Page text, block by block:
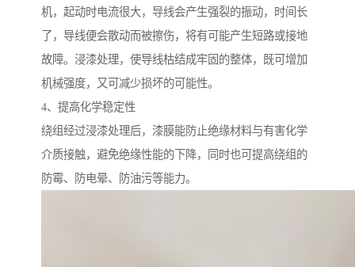
机，起动时电流很大，导线会产生强裂的振动，时间长
了，导线便会散动而被擦伤，将有可能产生短路或接地
故障。浸漆处理，使导线枯结成牢固的整体，既可增加
机械强度，又可减少损坏的可能性。
4、提高化学稳定性
绕组经过浸漆处理后，漆膜能防止绝缘材料与有害化学
介质接触，避免绝缘性能的下降，同时也可提高绕组的
防霉、防电晕、防油污等能力。